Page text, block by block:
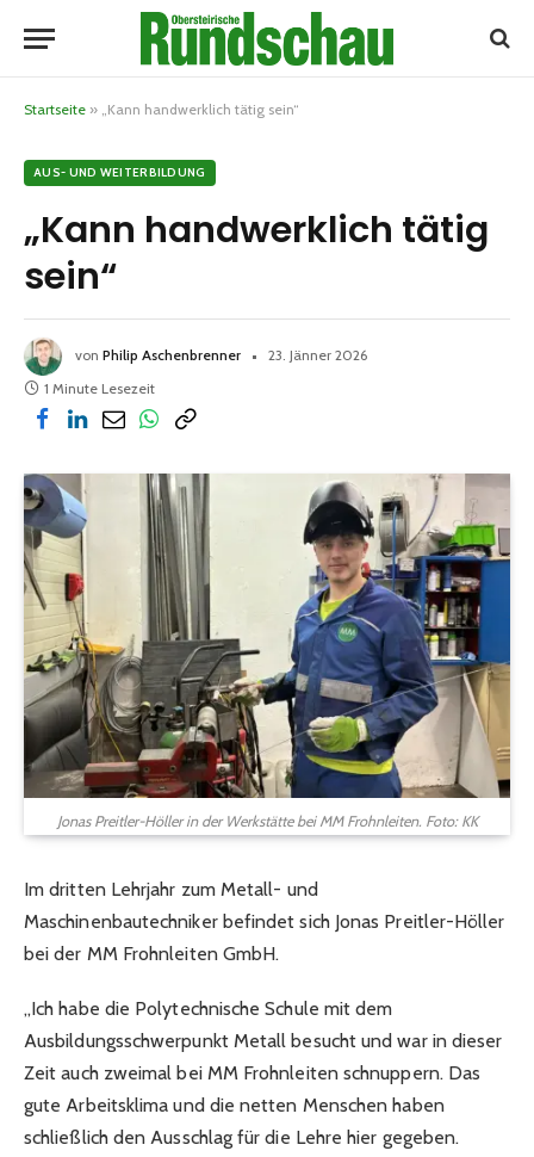
Startseite » „Kann handwerklich tätig sein“
AUS- UND WEITERBILDUNG
„Kann handwerklich tätig
sein“
von Philip Aschenbrenner
23. Jänner 2026
1 Minute Lesezeit
Jonas Preitler-Höller in der Werkstätte bei MM Frohnleiten. Foto: KK
Im dritten Lehrjahr zum Metall- und
Maschinenbautechniker befindet sich Jonas Preitler-Höller
bei der MM Frohnleiten GmbH.
„Ich habe die Polytechnische Schule mit dem
Ausbildungsschwerpunkt Metall besucht und war in dieser
Zeit auch zweimal bei MM Frohnleiten schnuppern. Das
gute Arbeitsklima und die netten Menschen haben
schließlich den Ausschlag für die Lehre hier gegeben.